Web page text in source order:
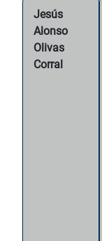
Jesús
Alonso
Olivas
Corral